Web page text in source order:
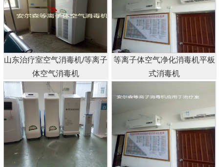
山东治疗室空气消毒机/等离子
体空气消毒机
等离子体空气净化消毒机平板
式消毒机